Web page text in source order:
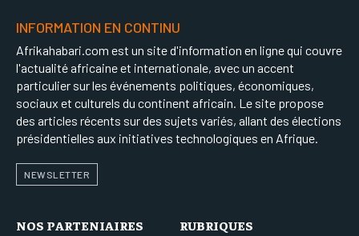
INFORMATION EN CONTINU
Afrikahabari.com est un site d'information en ligne qui couvre
l'actualité africaine et internationale, avec un accent
particulier sur les événements politiques, économiques,
sociaux et culturels du continent africain. Le site propose
des articles récents sur des sujets variés, allant des élections
présidentielles aux initiatives technologiques en Afrique.
NEWSLETTER
NOS PARTENIAIRES RUBRIQUES